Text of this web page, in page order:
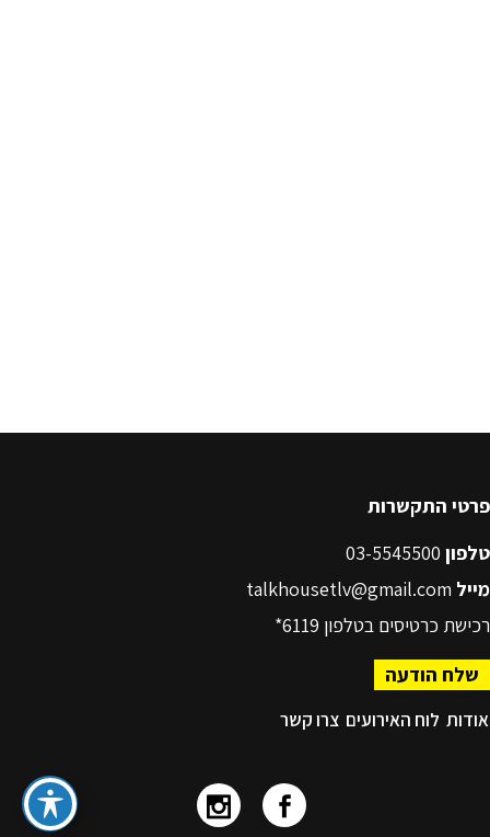
פרטי התקשרות
טלפון
מייל talkhousetlv@gmail.com
רכישת כרטיסים בטלפון 6119*
שלח הודעה
אודות לוח האירועים צרו קשר